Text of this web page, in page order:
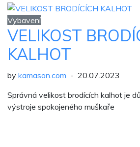
Vybavení
VELIKOST
KALHOT
by kamason.com - 20.07.2023
Správná velikost brodících kalhot je
výstroje spokojeného muškaře